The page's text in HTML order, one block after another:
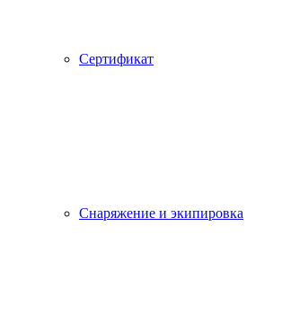
Сертификат
Снаряжение и экипировка